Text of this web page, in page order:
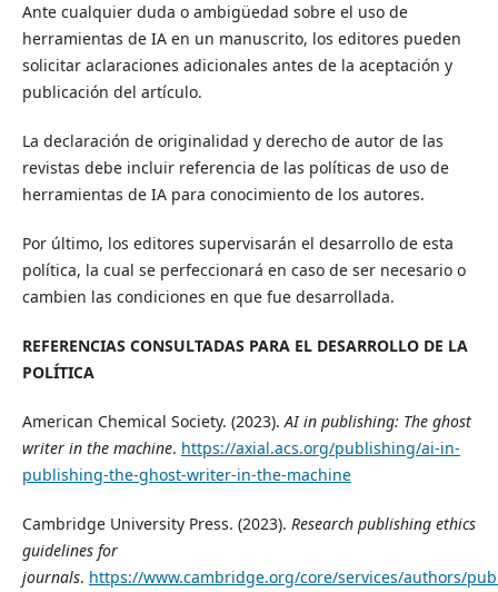
Ante cualquier duda o ambigüedad sobre el uso de
herramientas de IA en un manuscrito, los editores pueden
solicitar aclaraciones adicionales antes de la aceptación y
publicación del artículo.
La declaración de originalidad y derecho de autor de las
revistas debe incluir referencia de las políticas de uso de
herramientas de IA para conocimiento de los autores.
Por último, los editores supervisarán el desarrollo de esta
política, la cual se perfeccionará en caso de ser necesario o
cambien las condiciones en que fue desarrollada.
REFERENCIAS CONSULTADAS PARA EL DESARROLLO DE LA
POLÍTICA
American Chemical Society. (2023).AI in publishing: The ghost
writer in the machine. https://axial.acs.org/publishing/ai-in-
publishing-the-ghost-writer-in-the-machine
Cambridge University Press. (2023). Research publishing ethics
guidelines for
journals. https://www.cambridge.org/core/services/authors/